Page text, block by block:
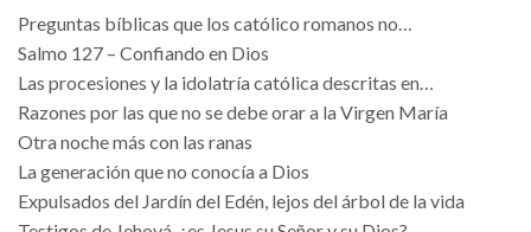
Preguntas bíblicas que los católico romanos no…
Salmo 127 – Confiando en Dios
Las procesiones y la idolatría católica descritas en…
Razones por las que no se debe orar a la Virgen María
Otra noche más con las ranas
La generación que no conocía a Dios
Expulsados del Jardín del Edén, lejos del árbol de la vida